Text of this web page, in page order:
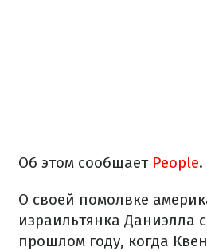
Об этом сообщает People.
О своей помолвке
израильтянка Даниэлла
прошлом году, когда